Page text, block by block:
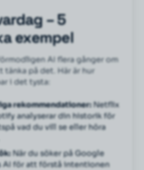
– 5
exempel
AI flera gånger om
tänka på det. Här är hur
i det tysta:
rekommendationer:Netflix
analyserar din historik för
vad du vill se eller höra
När du söker på Google
AI för att förstå intentionen